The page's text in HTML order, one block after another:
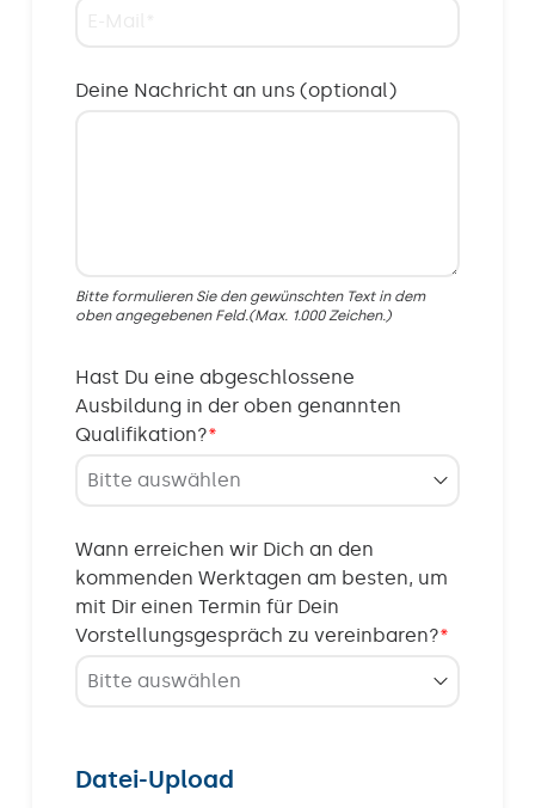
Deine Nachricht an uns (optional)
Bitte formulieren Sie den gewünschten Text in dem
oben angegebenen Feld.(Max. 1.000 Zeichen.)
Hast Du eine abgeschlossene
Ausbildung in der oben genannten
Qualifikation?*
Wann erreichen wir Dich an den
kommenden Werktagen am besten, um
mit Dir einen Termin für Dein
Vorstellungsgespräch zu vereinbaren?*
Datei-Upload